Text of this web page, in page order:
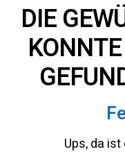
DIE
Ups, da